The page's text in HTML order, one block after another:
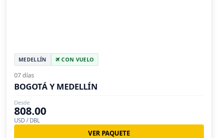
MEDELLÍN CON VUELO
07 días
BOGOTÁ Y MEDELLÍN
Desde
808.00
USD / DBL
VER PAQUETE